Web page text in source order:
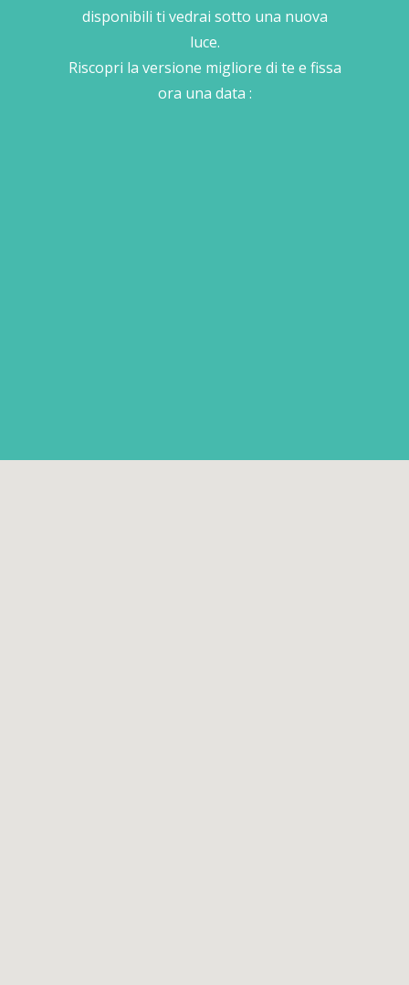
disponibili ti vedrai sotto una nuova
luce.
Riscopri la versione migliore di te e fissa
ora una data :